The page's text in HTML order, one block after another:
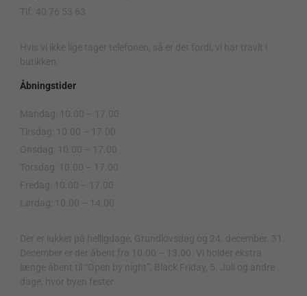
Tlf. 40 76 53 63
Hvis vi ikke lige tager telefonen, så er det fordi, vi har travlt i
butikken.
Åbningstider
Mandag: 10.00 – 17.00
Tirsdag: 10.00 – 17.00
Onsdag: 10.00 – 17.00
Torsdag: 10.00 – 17.00
Fredag: 10.00 – 17.00
Lørdag: 10.00 – 14.00
Der er lukket på helligdage, Grundlovsdag og 24. december. 31.
December er der åbent fra 10.00 – 13.00. Vi holder ekstra
længe åbent til “Open by night”, Black Friday, 5. Juli og andre
dage, hvor byen fester.